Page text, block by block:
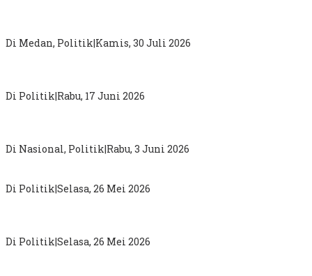
Di Medan, Politik|Kamis, 30 Juli 2026
Di Politik|Rabu, 17 Juni 2026
Di Nasional, Politik|Rabu, 3 Juni 2026
Di Politik|Selasa, 26 Mei 2026
Di Politik|Selasa, 26 Mei 2026